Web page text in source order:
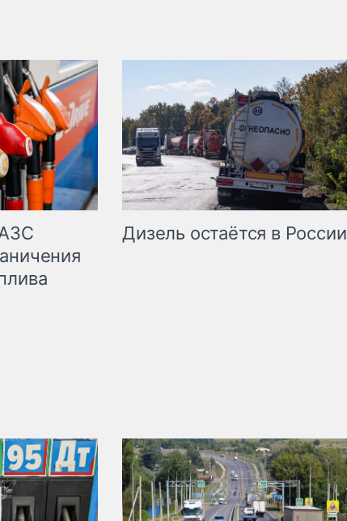
Дизель остаётся в России